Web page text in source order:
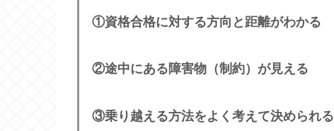
①資格合格に対する方向と距離がわかる
②途中にある障害物（制約）が見える
③乗り越える方法をよく考えて決められる